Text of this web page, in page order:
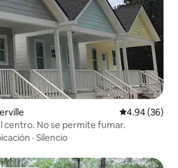
Calificación
4.94 (36)
centro. No se permite fumar.
· Silencio